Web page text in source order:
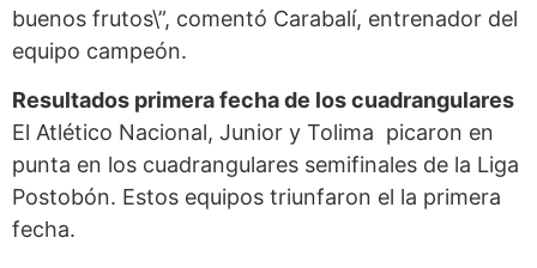
buenos frutos\”, comentó Carabalí, entrenador del
equipo campeón.
Resultados primera fecha de los cuadrangulares
El Atlético Nacional, Junior y Tolima picaron en
punta en los cuadrangulares semifinales de la Liga
Postobón. Estos equipos triunfaron el la primera
fecha.